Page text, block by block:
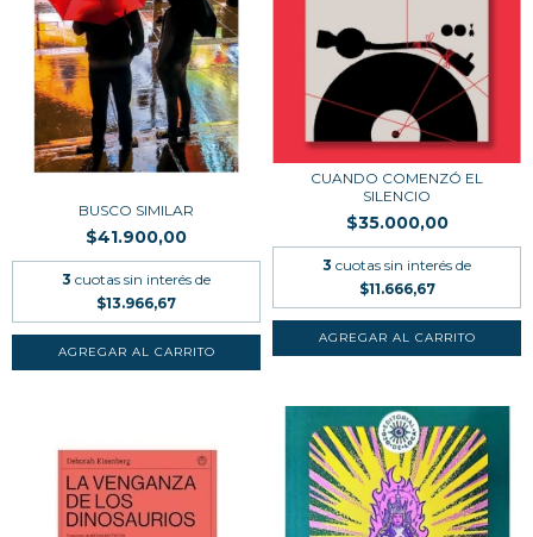
BUSCO SIMILAR
$41.900,00
3 cuotas sin interés de
$13.966,67
CUANDO COMENZÓ EL
SILENCIO
$35.000,00
3 cuotas sin interés de
$11.666,67